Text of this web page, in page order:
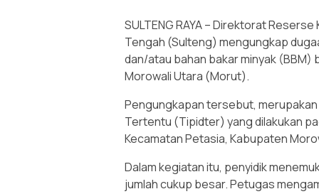
SULTENG RAYA – Direktorat
Tengah (Sulteng) mengungkap
dan/atau bahan bakar minyak
Morowali Utara (Morut).
Pengungkapan tersebut, merupakan
Tertentu (Tipidter) yang dilakukan
Kecamatan Petasia, Kabupaten
Dalam kegiatan itu, penyidik
jumlah cukup besar. Petugas